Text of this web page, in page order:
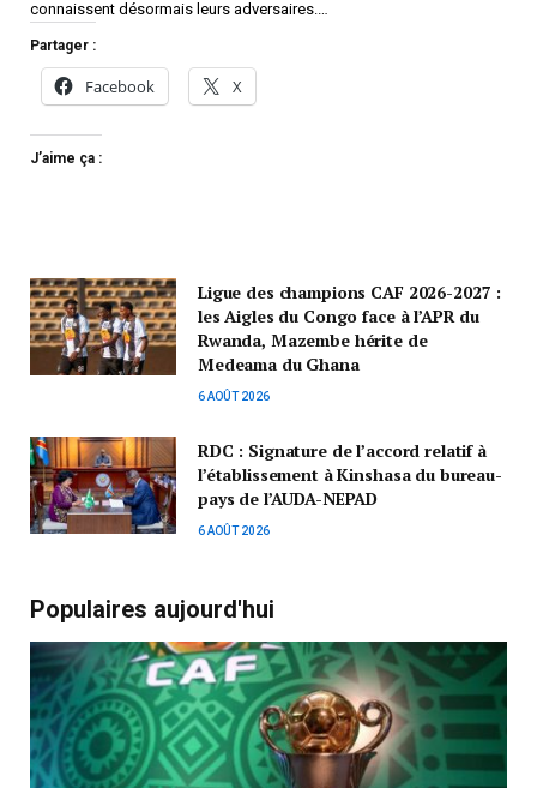
connaissent désormais leurs adversaires.…
Partager :
Facebook X
J’aime ça :
Ligue des champions CAF 2026-2027 :
les Aigles du Congo face à l’APR du
Rwanda, Mazembe hérite de
Medeama du Ghana
6 AOÛT 2026
RDC : Signature de l’accord relatif à
l’établissement à Kinshasa du bureau-
pays de l’AUDA-NEPAD
6 AOÛT 2026
Populaires aujourd'hui